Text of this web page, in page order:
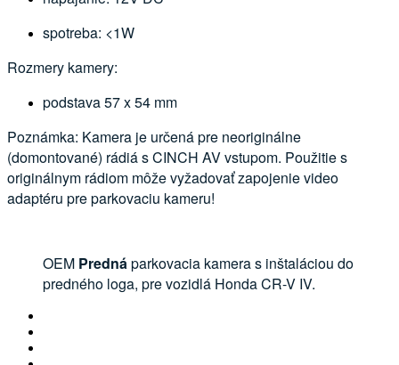
spotreba: <1W
Rozmery kamery:
podstava 57 x 54 mm
Poznámka: Kamera je určená pre neoriginálne
(domontované) rádiá s CINCH AV vstupom. Použitie s
originálnym rádiom môže vyžadovať zapojenie video
adaptéru pre parkovaciu kameru!
OEM Prednáparkovacia kamera s inštaláciou do
predného loga, pre vozidlá Honda CR-V IV.